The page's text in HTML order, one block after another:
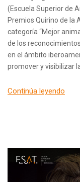
(Escuela Superior de
Premios Quirino de la
categoría “Mejor
de los
en el ámbito
promover y visibilizar
Continúa leyendo